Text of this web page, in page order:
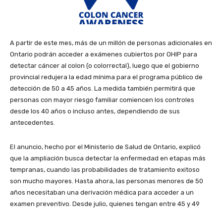
A partir de este mes, más de un millón de personas adicionales en
Ontario podrán acceder a exámenes cubiertos por OHIP para
detectar cáncer al colon (o colorrectal), luego que el gobierno
provincial redujera la edad mínima para el programa público de
detección de 50 a 45 años. La medida también permitirá que
personas con mayor riesgo familiar comiencen los controles
desde los 40 años o incluso antes, dependiendo de sus
antecedentes.
El anuncio, hecho por el Ministerio de Salud de Ontario, explicó
que la ampliación busca detectar la enfermedad en etapas más
tempranas, cuando las probabilidades de tratamiento exitoso
son mucho mayores. Hasta ahora, las personas menores de 50
años necesitaban una derivación médica para acceder a un
examen preventivo. Desde julio, quienes tengan entre 45 y 49